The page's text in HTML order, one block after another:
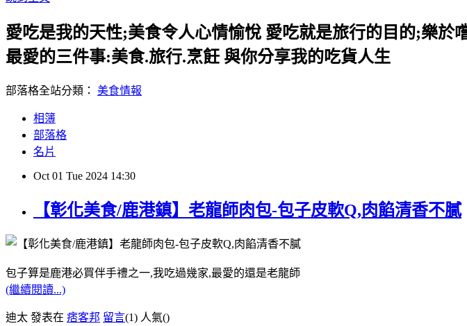
愛吃是我的天性;美食令人心情愉悅 愛吃就是旅行的目的;樂
最愛的三件事:美食.旅行.烹飪 與你分享我的吃貨人生
部落格全站分類： 美食情報
相簿
部落格
名片
Oct 01 Tue 2024 14:30
【彰化美食/鹿港鎮】老龍師肉包-包子皮軟Q,肉餡清香不膩
包子算是鹿港必買伴手禮之一,我吃過幾家,最愛的還是老龍師
(繼續閱讀...)
迪太 發表在 痞客邦 留言(1) 人氣()